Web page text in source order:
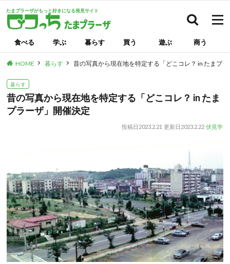
たまプラーザがもっと好きになる発見サイト
食べる 学ぶ 暮らす 買う 遊ぶ 商う
HOME 暮らす 昔の写真から現在地を特定する「どこコレ？ in たまプ
暮らす
昔の写真から現在地を特定する「どこコレ？ in たま
プラーザ」開催決定
投稿日 2023.2.21 更新日 2023.2.22 伏見学